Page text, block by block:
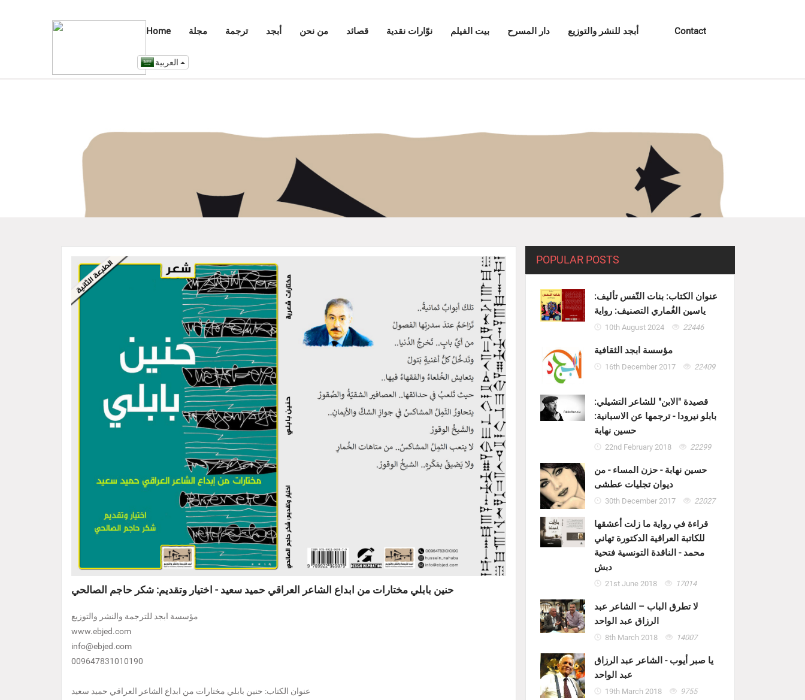
Home مجلة ترجمة أبجد من نحن قصائد نوّارات نقدية بيت الفيلم دار المسرح أبجد للنشر والتوزيع Contact
حنين بابلي مختارات من ابداع الشاعر العراقي حميد سعيد - اختيار وتقديم: شكر حاجم الصالحي
مؤسسة ابجد للترجمة والنشر والتوزيع
www.ebjed.com
info@ebjed.com
009647831010190
عنوان الكتاب: حنين بابلي مختارات من ابداع الشاعر العراقي حميد سعيد
POPULAR POSTS
عنوان الكتاب: بنات النّفس تأليف:
ياسين الغُماري التصنيف: رواية
10th August 2024 22446
مؤسسة ابجد الثقافية
16th December 2017 22409
قصيدة "الابن" للشاعر التشيلي:
بابلو نيرودا - ترجمها عن الاسبانية:
حسين نهابة
22nd February 2018 22299
حسين نهابة - حزن المساء - من
ديوان تجليات عطشى
30th December 2017 22027
قراءة في رواية ما زلت أعشقها
للكاتبة العراقية الدكتورة تهاني
محمد - الناقدة التونسية فتحية
دبش
21st June 2018 17014
لا تطرق الباب – الشاعر عبد
الرزاق عبد الواحد
8th March 2018 14007
يا صبر أيوب - الشاعر عبد الرزاق
عبد الواحد
19th March 2018 9755